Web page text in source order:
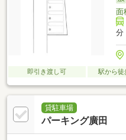
面
分
即引き渡し可 駅から徒
貸駐車場
パーキング廣田